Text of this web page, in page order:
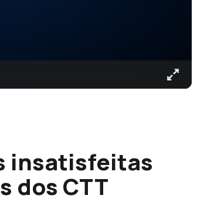
insatisfeitas
dos CTT